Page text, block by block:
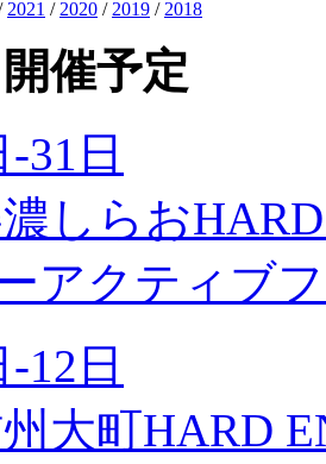
2021 / 2020 / 2019 / 2018
催予定
31日
しらお
アクティブ
12日
大町HARD